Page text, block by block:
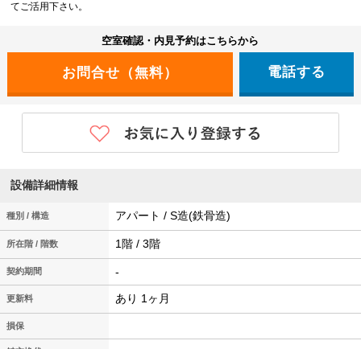
てご活用下さい。
空室確認・内見予約はこちらから
電話する
設備詳細情報
種別 / 構造 アパート / S造(鉄骨造)
所在階 / 階数 1階 / 3階
契約期間 -
更新料 あり 1ヶ月
損保